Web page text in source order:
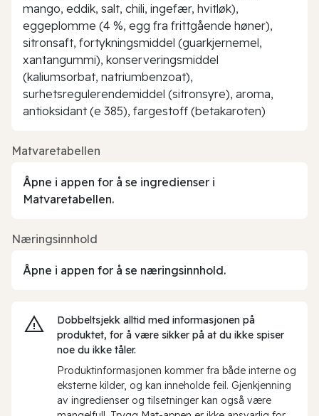
mango, eddik, salt, chili, ingefær, hvitløk),
eggeplomme (4 %, egg fra frittgående høner),
sitronsaft, fortykningsmiddel (guarkjernemel,
xantangummi), konserveringsmiddel
(kaliumsorbat, natriumbenzoat),
surhetsregulerendemiddel (sitronsyre), aroma,
antioksidant (e 385), fargestoff (betakaroten)
Matvaretabellen
Åpne i appen for å se ingredienser i
Matvaretabellen.
Næringsinnhold
Åpne i appen for å se næringsinnhold.
Dobbeltsjekk alltid med informasjonen på
produktet, for å være sikker på at du ikke spiser
noe du ikke tåler.
Produktinformasjonen kommer fra både interne og
eksterne kilder, og kan inneholde feil. Gjenkjenning
av ingredienser og tilsetninger kan også være